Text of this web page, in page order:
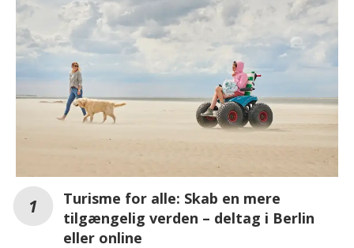
Turisme for alle: Skab en mere
tilgængelig verden – deltag i Berlin
eller online